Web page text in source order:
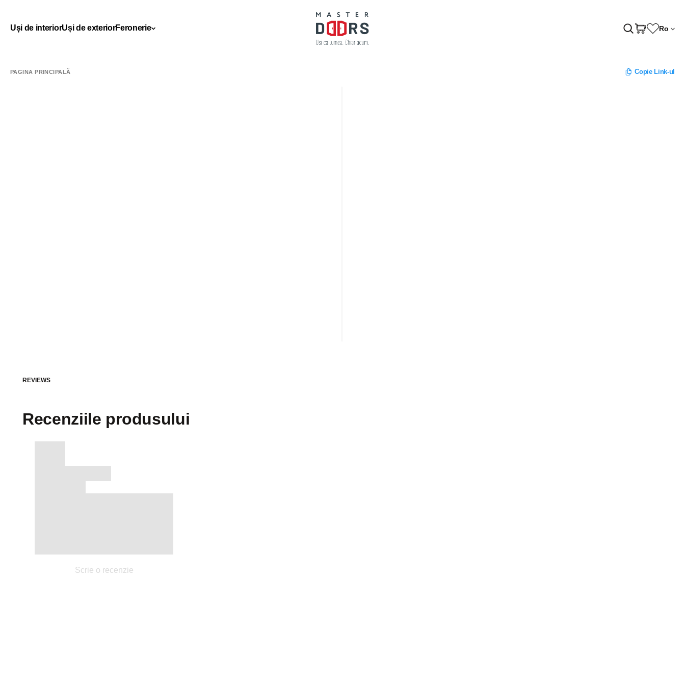
Uși de interiorUși de exteriorFeronerie Ro
PAGINA PRINCIPALĂ Copie Link-ul
REVIEWS
Recenziile produsului
Scrie o recenzie